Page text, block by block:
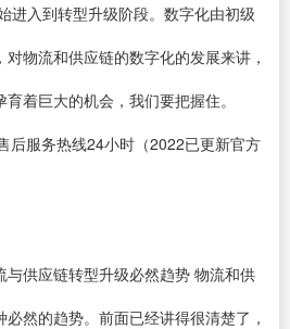
进入到转型升级阶段。数字化由初级
物流和供应链的数字化的发展来讲，
着巨大的机会，我们要把握住。
后服务热线24小时（2022已更新官方
与供应链转型升级必然趋势 物流和供
然的趋势。前面已经讲得很清楚了，